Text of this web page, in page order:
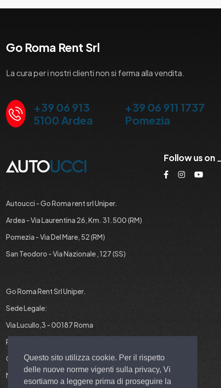
Questo sito utilizza cookie. Per il rispetto
delle nuove norme vigenti sulla privacy, Vi
esortiamo a leggere prima di proseguire la
Go Roma Rent Srl
La cura per i nostri clienti non si ferma alla vendita.
+39 06 913
5100 Ardea
+39 06 911 1737
Pomezia
Follow us on
Autoucci - Go Roma rent srl Uniper.
Ardea - Via Laurentina 26, Km. 31.500 (RM)
Pomezia - Via Del Mare, 52 (RM)
San Teodoro - Via Nazionale , 127 (SS)
Go Roma Rent Srl Uniper.
Sede Legale:
Via Lucullo,3 - 00187 Roma
P.IVA : 12829431001
Cap. Soc. : 10.000 EURO I.V.
N° REA : RM-1403299